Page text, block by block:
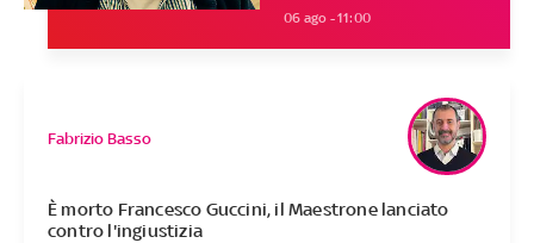
06 ago - 11:00
È morto Francesco Guccini, il Maestrone lanciato
contro l'ingiustizia
Fabrizio Basso